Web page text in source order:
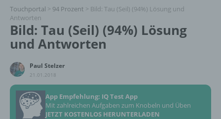
Touchportal > 94 Prozent > Bild: Tau (Seil) (94%) Lösung und
Antworten
Bild: Tau (Seil) (94%) Lösung
und Antworten
Paul Stelzer
21.01.2018
App Empfehlung: IQ Test App
Mit zahlreichen Aufgaben zum Knobeln und Üben
JETZT KOSTENLOS HERUNTERLADEN